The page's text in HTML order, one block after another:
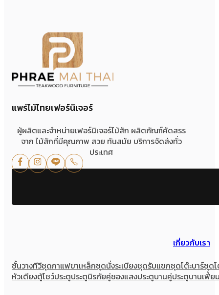
แพร่ไม้ไทยเฟอร์นิเจอร์
ผู้ผลิตและจำหน่ายเฟอร์นิเจอร์ไม้สัก ผลิตภัณฑ์คัดสรร
จาก ไม้สักที่มีคุณภาพ สวย ทันสมัย บริการจัดส่งทั่ว
ประเทศ
เกี่ยวกับเรา
ชั้นวางทีวีชุดกาแฟขาเหล็กชุดนั่งระเบียงชุดรับแขกชุดโต๊ะบาร์ชุดโ
หัวเตียงตู้โชว์ประตูประตูนิรภัยคู่ชองแสงประตูบานคู่ประตูบานเฟี้ย